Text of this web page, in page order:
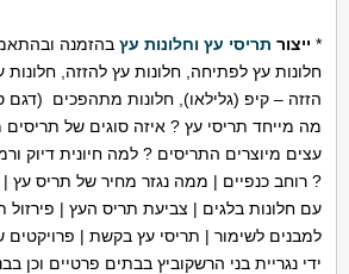
* ייצור תריסי עץ וחלונות עץ בהזמנה
חלונות עץ לפתיחה, חלונות עץ להזזה, חלונות
הזזה – קיפ (גלילאו), חלונות מתהפכים (דגם
מה מייחד תריסי עץ ? איזה סוגים של תריסים
עצים מיוצרים התריסים ? למה חיונית דיוק
? רוחב כנפיים | ממה נגזר מחיר של תריס עץ
עם חלונות בלגים | צביעת תריס העץ | פירזול
למבנים לשימור | תריסי עץ בקשת | פרויקטים
ידי נגריית בני הרשקוביץ בבתים פרטיים וכן